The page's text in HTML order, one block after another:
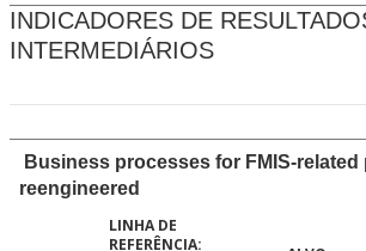
INDICADORES DE
INTERMEDIÁRIOS
Business processes for FMIS-
reengineered